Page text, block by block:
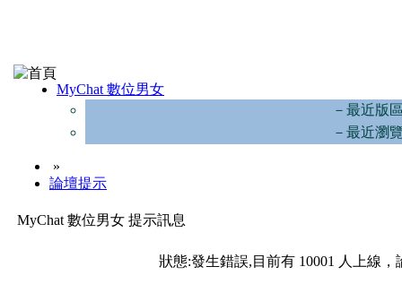
MyChat 數位男女
－最近版
－最近瀏
»
論壇提示
MyChat 數位男女 提示訊息
狀態:發生錯誤,目前有 10001 人上線